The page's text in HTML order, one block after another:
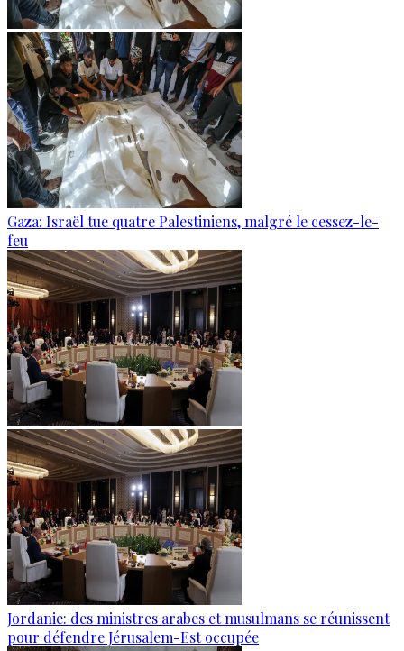
Gaza: Israël tue quatre Palestiniens, malgré le cessez-le-
feu
Jordanie: des ministres arabes et musulmans se réunissent
pour défendre Jérusalem-Est occupée